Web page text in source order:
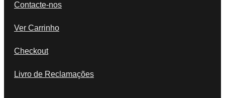
Contacte-nos
Ver Carrinho
Checkout
Livro de Reclamações